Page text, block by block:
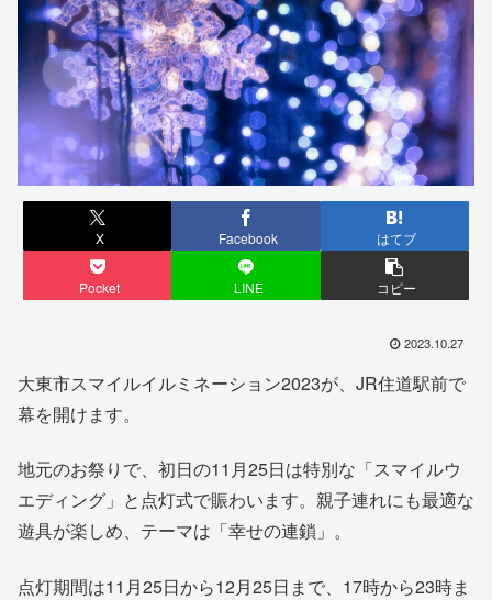
X Facebook はてブ
Pocket LINE コピー
2023.10.27
大東市スマイルイルミネーション2023が、JR住道駅前で
幕を開けます。
地元のお祭りで、初日の11月25日は特別な「スマイルウ
エディング」と点灯式で賑わいます。親子連れにも最適な
遊具が楽しめ、テーマは「幸せの連鎖」。
点灯期間は11月25日から12月25日まで、17時から23時ま